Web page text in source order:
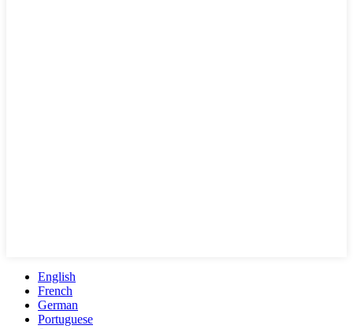
English
French
German
Portuguese